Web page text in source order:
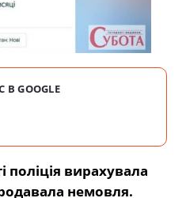
GOOGLE
поліція вирахувала
немовля.